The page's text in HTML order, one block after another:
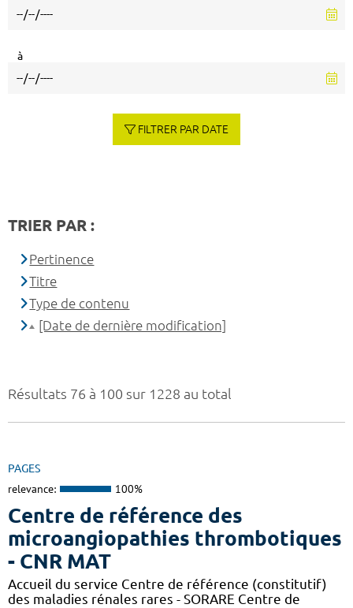
Résultats 76 à 100 sur 1228 au total
PAGES
relevance: 100%
Centre de référence des
microangiopathies thrombotiques
- CNR MAT
Accueil du service Centre de référence (constitutif)
des maladies rénales rares - SORARE Centre de
à
FILTRER PAR DATE
TRIER PAR :
Pertinence
Titre
Type de contenu
[Date de dernière modification]